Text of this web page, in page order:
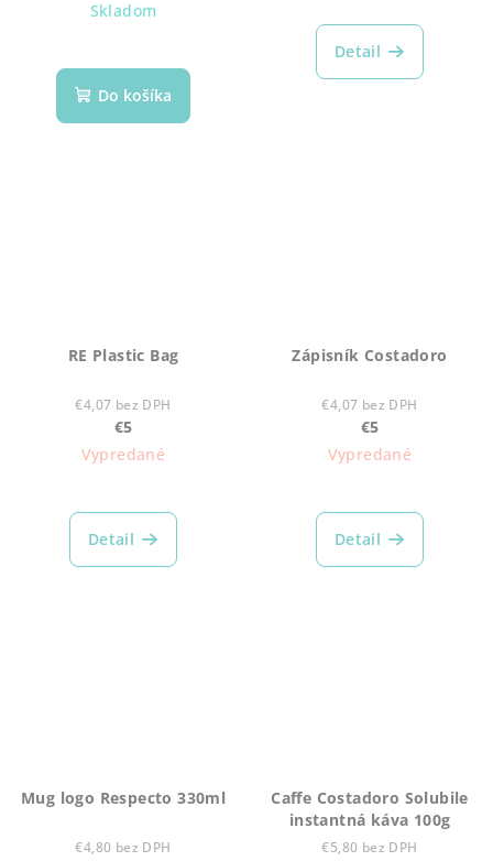
cena:
Skladom
Do košíka
Detail
RE Plastic Bag
€4,07 bez DPH
€5
Vypredané
Detail
Zápisník Costadoro
€4,07 bez DPH
€5
Vypredané
Detail
Mug logo Respecto 330ml
€4,80 bez DPH
Caffe Costadoro Solubile
instantná káva 100g
€5,80 bez DPH